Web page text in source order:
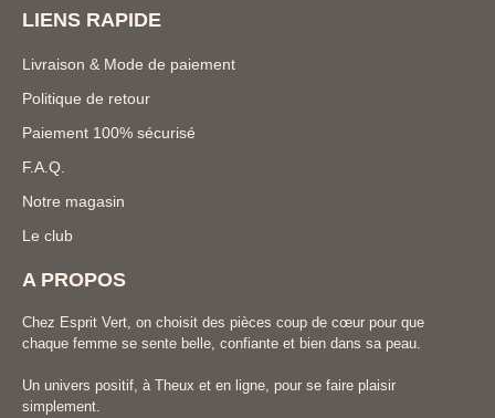
LIENS RAPIDE
Livraison & Mode de paiement
Politique de retour
Paiement 100% sécurisé
F.A.Q.
Notre magasin
Le club
A PROPOS
Chez Esprit Vert, on choisit des pièces coup de cœur pour que
chaque femme se sente belle, confiante et bien dans sa peau.
Un univers positif, à Theux et en ligne, pour se faire plaisir
simplement.